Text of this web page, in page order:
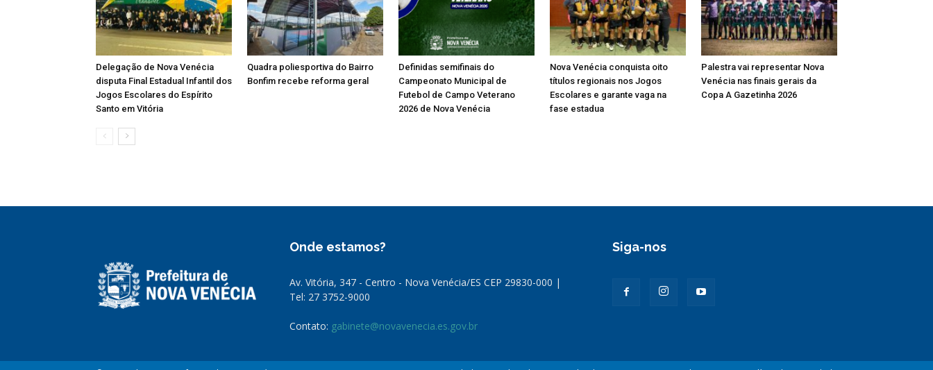
Delegação de Nova Venécia
disputa Final Estadual Infantil dos
Jogos Escolares do Espírito
Santo em Vitória
Quadra poliesportiva do Bairro
Bonfim recebe reforma geral
Definidas semifinais do
Campeonato Municipal de
Futebol de Campo Veterano
2026 de Nova Venécia
Nova Venécia conquista oito
títulos regionais nos Jogos
Escolares e garante vaga na
fase estadua
Palestra vai representar Nova
Venécia nas finais gerais da
Copa A Gazetinha 2026
Onde estamos?
Av. Vitória, 347 - Centro - Nova Venécia/ES CEP 29830-000 |
Tel: 27 3752-9000
Contato: gabinete@novavenecia.es.gov.br
Siga-nos